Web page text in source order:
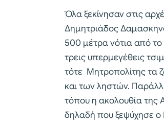
Όλα ξεκίνησαν στις
Δημητριάδος
500 μέτρα νότια από
τρεις υπερμεγέθεις
τότε Μητροπολίτης τα
και των ληστών.
τόπου η ακολουθία
δηλαδή που ξεψύχησε ο